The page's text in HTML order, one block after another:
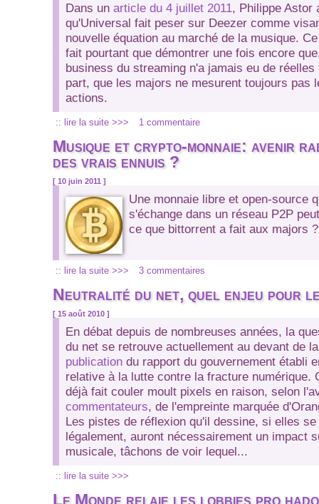
Dans un article du 4 juillet 2011, Philippe Astor
qu'Universal fait peser sur Deezer comme
nouvelle équation au marché de la musique.
fait pourtant que démontrer une fois encore
business du streaming n'a jamais eu de
part, que les majors ne mesurent toujours pas
actions.
:: lire la suite >>> 1 commentaire
Musique et crypto-monnaie: avenir
des vrais ennuis ?
[ 10 juin 2011 ]
Une monnaie libre et open-source
s'échange dans un réseau P2P
ce que bittorrent a fait aux majors ?
:: lire la suite >>> 3 commentaires
Neutralité du net, quel enjeu pour
[ 15 août 2010 ]
En débat depuis de nombreuses années, la
du net se retrouve actuellement au devant de
publicationdu rapport du gouvernement établi
relative à la lutte contre la fracture numérique.
déjà fait couler moult pixels en raison, selon
commentateurs, de l'empreinte marquée
Les pistes de réflexion qu'il dessine, si elles
légalement, auront nécessairement un impact
musicale, tâchons de voir lequel...
:: lire la suite >>>
Le Monde relaie les lobbies pro